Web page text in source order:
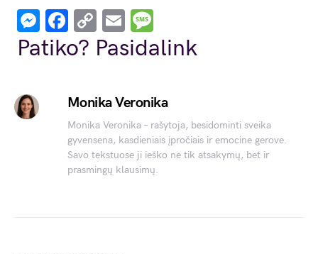
Messenger
Facebook
Copy
Link
Email
Patiko? Pasidalink
Monika Veronika
Monika Veronika – rašytoja, besidominti sveika
gyvensena, kasdieniais įpročiais ir emocine gerove.
Savo tekstuose ji ieško ne tik atsakymų, bet ir
prasmingų klausimų.